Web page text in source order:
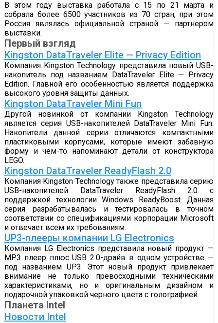
В этом году выставка работала с 15 по 21 марта и
собрала более 6500 участников из 70 стран, при этом
Россия являлась официальной страной — партнером
выставки.
Первый взгляд
Kingston DataTraveler Elite — Privacy Edition
Компания Kingston Technology представила новый USB-
накопитель под названием DataTraveler Elite — Privacy
Edition. Главной его особенностью является поддержка
высокого уровня защиты данных.
Kingston DataTraveler Mini Fun
Другой новинкой от компании Kingston Technology
является серия USB-накопителей DataTraveler Mini Fun.
Накопители данной серии отличаются компактными
пластиковыми корпусами, которые имеют забавную
форму и чем-то напоминают детали от конструктора
LEGO.
Kingston DataTraveler ReadyFlash 2.0
Компания Kingston Technology также представила серию
USB-накопителей DataTraveler ReadyFlash 2.0 с
поддержкой технологии Windows ReadyBoost. Данная
серия разрабатывалась и тестировалась в точном
соответствии со спецификациями корпорации Microsoft
и отвечает всем их требованиям.
UP3-плееры компании LG Electronics
Компания LG Electronics представила новый продукт —
MP3 плеер плюс USB 2.0-драйв в одном устройстве —
под названием UP3. Этот новый продукт привлекает
внимание не только превосходными техническими
характеристиками, но и оригинальным дизайном и
подарочной упаковкой черного цвета с голографией.
Планета Intel
Новости Intel